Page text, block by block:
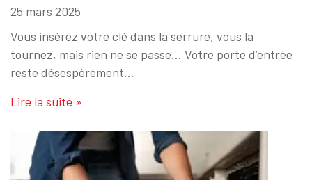
25 mars 2025
Vous insérez votre clé dans la serrure, vous la
tournez, mais rien ne se passe… Votre porte d’entrée
reste désespérément…
Lire la suite »